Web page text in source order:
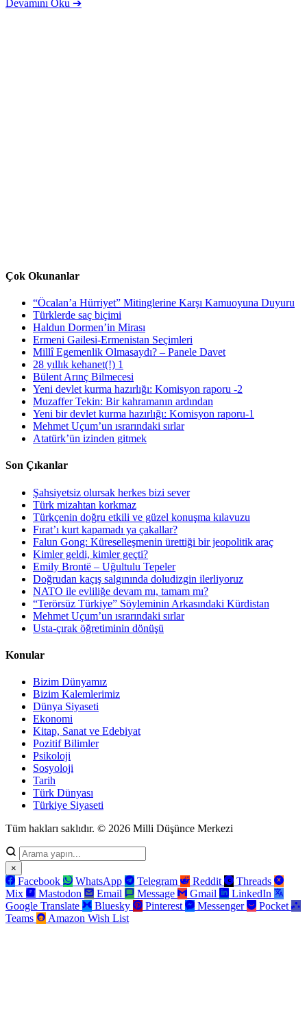
Devamını Oku ➔
Çok Okunanlar
“Öcalan’a Hürriyet” Mitinglerine Karşı Kamuoyuna Duyuru
Türklerde saç biçimi
Haldun Dormen’in Mirası
Ermeni Gailesi-Ermenistan Seçimleri
Millî Egemenlik Olmasaydı? – Panele Davet
28 yıllık kehanet(!) 1
Bülent Arınç Bilmecesi
Yeni devlet kurma hazırlığı: Komisyon raporu -2
Muzaffer Tekin: Bir kahramanın ardından
Yeni bir devlet kurma hazırlığı: Komisyon raporu-1
Mehmet Uçum’un ısrarındaki sırlar
Atatürk’ün izinden gitmek
Son Çıkanlar
Şahsiyetsiz olursak herkes bizi sever
Türk mizahtan korkmaz
Türkçenin doğru etkili ve güzel konuşma kılavuzu
Fırat’ı kurt kapamadı ya çakallar?
Falun Gong: Küreselleşmenin ürettiği bir jeopolitik araç
Kimler geldi, kimler geçti?
Emily Brontë – Uğultulu Tepeler
Doğrudan kaçış salgınında doludizgin ilerliyoruz
NATO ile evliliğe devam mı, tamam mı?
“Terörsüz Türkiye” Söyleminin Arkasındaki Kürdistan
Mehmet Uçum’un ısrarındaki sırlar
Usta-çırak öğretiminin dönüşü
Konular
Bizim Dünyamız
Bizim Kalemlerimiz
Dünya Siyaseti
Ekonomi
Kitap, Sanat ve Edebiyat
Pozitif Bilimler
Psikoloji
Sosyoloji
Tarih
Türk Dünyası
Türkiye Siyaseti
Tüm hakları saklıdır. © 2026 Milli Düşünce Merkezi
×
Facebook WhatsApp Telegram Reddit
Threads
Mix
Mastodon Email Message Gmail
LinkedIn
Google Translate
Bluesky Pinterest Messenger
Pocket
Teams
Amazon Wish List